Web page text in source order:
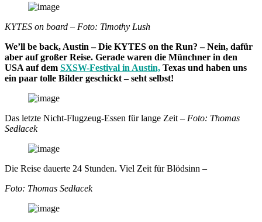
KYTES on board – Foto: Timothy Lush
We’ll be back, Austin – Die KYTES on the Run? – Nein, dafür
aber auf großer Reise. Gerade waren die Münchner in den
USA auf dem SXSW-Festival in Austin, Texas und haben uns
ein paar tolle Bilder geschickt – seht selbst!
Das letzte Nicht-Flugzeug-Essen für lange Zeit – Foto: Thomas
Sedlacek
Die Reise dauerte 24 Stunden. Viel Zeit für Blödsinn –
Foto: Thomas Sedlacek